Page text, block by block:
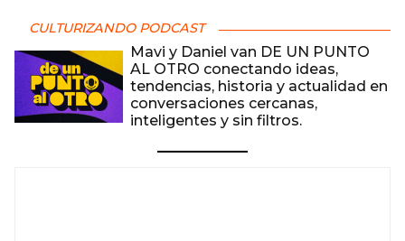
CULTURIZANDO PODCAST
Mavi y Daniel van DE UN PUNTO
AL OTRO conectando ideas,
tendencias, historia y actualidad en
conversaciones cercanas,
inteligentes y sin filtros.